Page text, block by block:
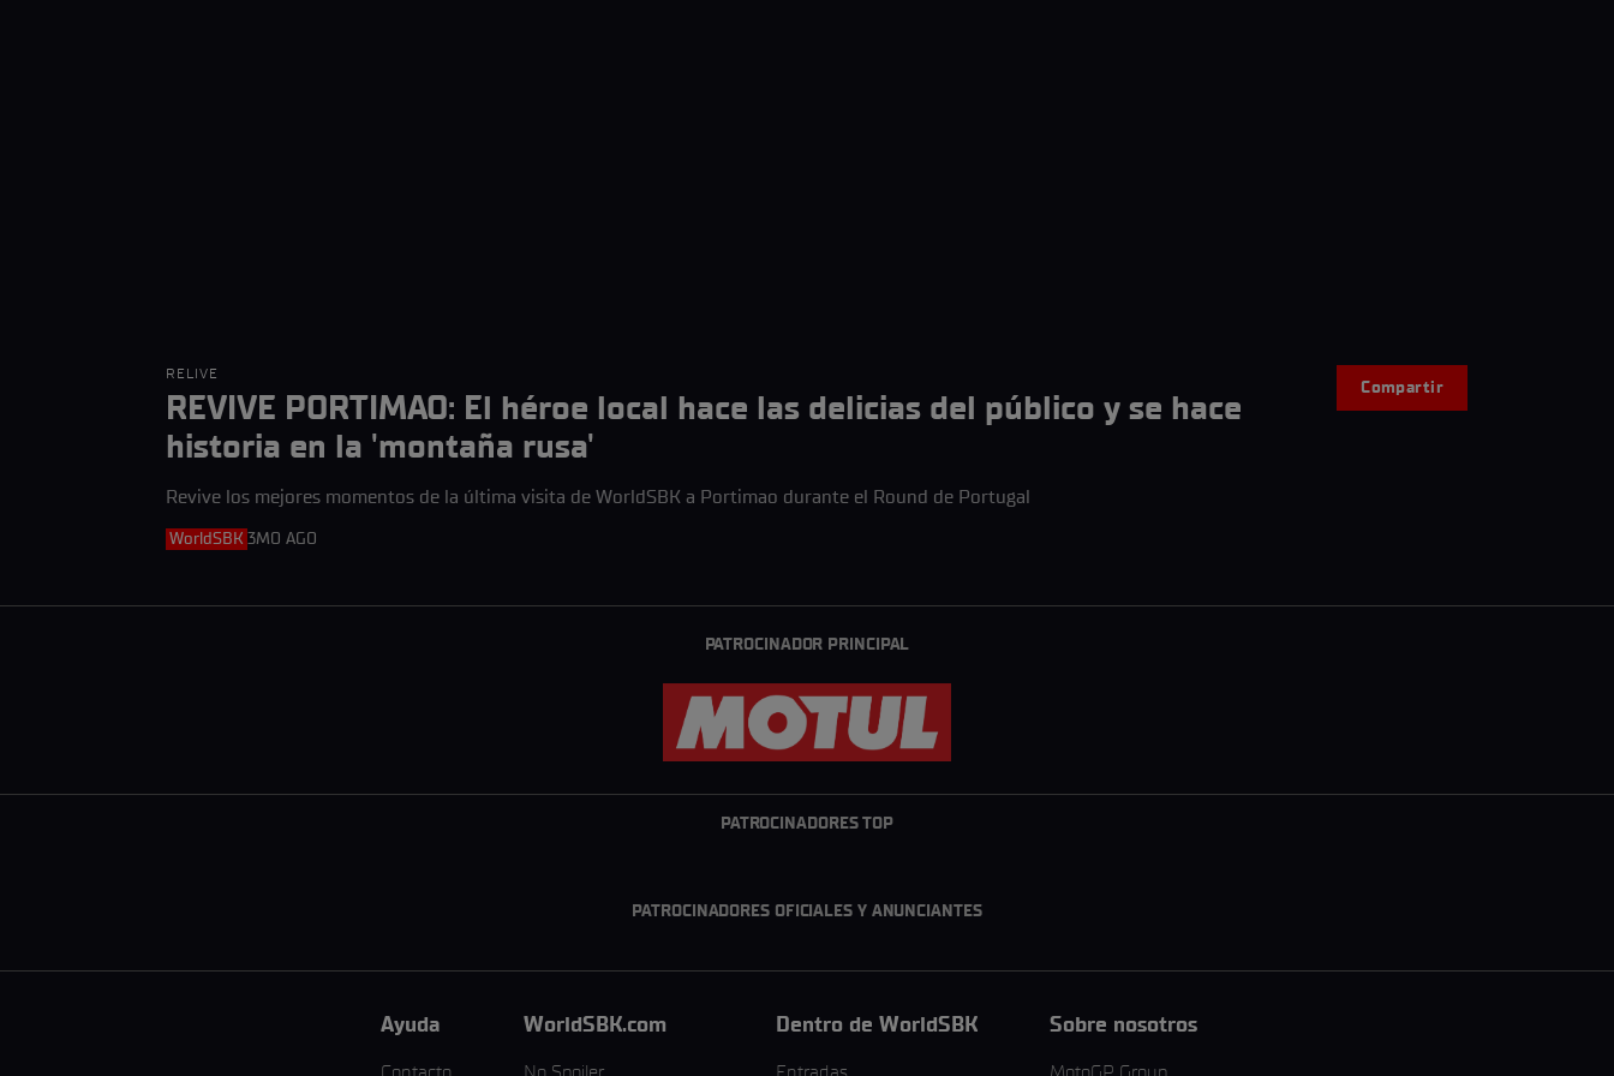
RELIVE
REVIVE PORTIMAO: El héroe local hace las delicias del público y se hace
historia en la 'montaña rusa'
Revive los mejores momentos de la última visita de WorldSBK a Portimao durante el Round de Portugal
WorldSBK 3MO AGO
Compartir
PATROCINADOR PRINCIPAL
PATROCINADORES TOP
PATROCINADORES OFICIALES Y ANUNCIANTES
Ayuda WorldSBK.com Dentro de WorldSBK Sobre nosotros